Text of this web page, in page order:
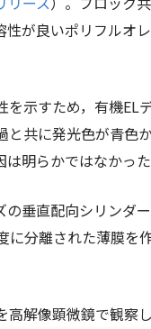
が良いポリフルオ
示すため，有機EL
共に発光色が青色
明らかではなかった
垂直配向シリンダ
分離された薄膜を
解像顕微鏡で観察